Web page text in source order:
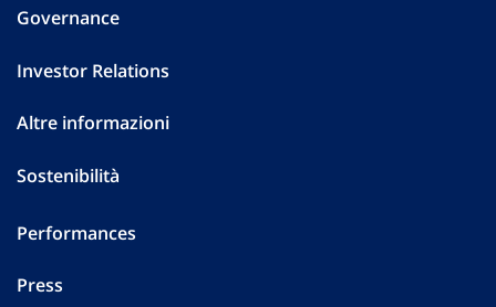
Governance
Investor Relations
Altre informazioni
Sostenibilità
Performances
Press